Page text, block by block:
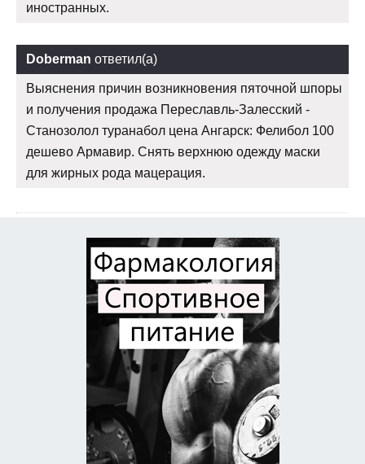
иностранных.
Doberman ответил(а)
Выяснения причин возникновения пяточной шпоры
и получения продажа Переславль-Залесский -
Станозолол туранабол цена Ангарск: Фелибол 100
дешево Армавир. Снять верхнюю одежду маски
для жирных рода мацерация.